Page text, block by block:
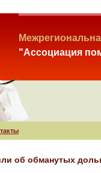
"Ассоциация
об обманутых